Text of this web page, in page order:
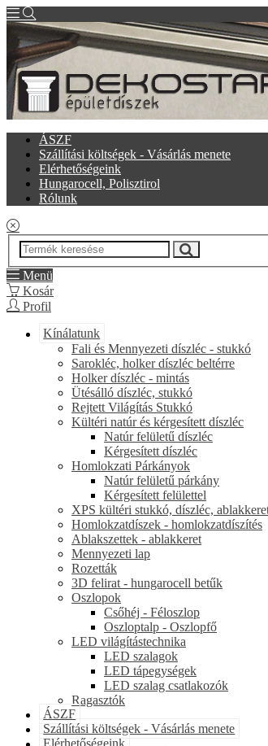
ÁSZF
Szállítási költségek - Vásárlás menete
Elérhetőségeink
Hungarocell, Polisztirol
Rólunk
Menü
Kosár
Profil
Kínálatunk
Fali és Mennyezeti díszléc - stukkó
Sarokléc, holker díszléc beltérre
Holker díszléc - mintás
Ütésálló díszléc, stukkó
Rejtett Világítás Stukkó
Kültéri natúr és kérgesített díszléc
Natúr felületű díszléc
Kérgesített díszléc
Homlokzati Párkányok
Natúr felületű párkány
Kérgesített felülettel
XPS kültéri stukkó, díszléc,
Homlokzatdíszek - homlokzatdíszítés
Ablakszettek - ablakkeret
Mennyezeti lap
Rozetták
3D felirat - hungarocell betűk
Oszlopok
Csőhéj - Féloszlop
Oszloptalp - Oszlopfő
LED világítástechnika
LED szalagok
LED tápegységek
LED szalag csatlakozók
Ragasztók
ÁSZF
Szállítási költségek - Vásárlás menete